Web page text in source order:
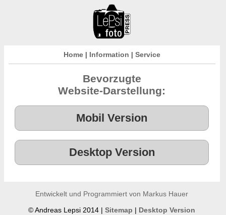
Home| Information | Service
Bevorzugte
Website-Darstellung:
Entwickelt und Programmiert von Markus Hauer
© Andreas Lepsi 2014 |Sitemap | Desktop Version